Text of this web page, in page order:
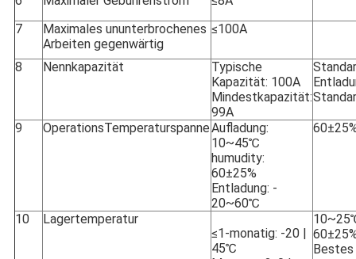
7
Maximales ununterbrochenes
Arbeiten gegenwärtig
≤100A
8 Nennkapazität
Typische
Kapazität: 100A
Mindestkapazität:
99A
9 OperationsTemperaturspanneAufladung:
10~45℃
humudity:
60±25%
Entladung: -
20~60℃
10
Lagertemperatur
≤1-monatig: -20 |
45℃
Bestes